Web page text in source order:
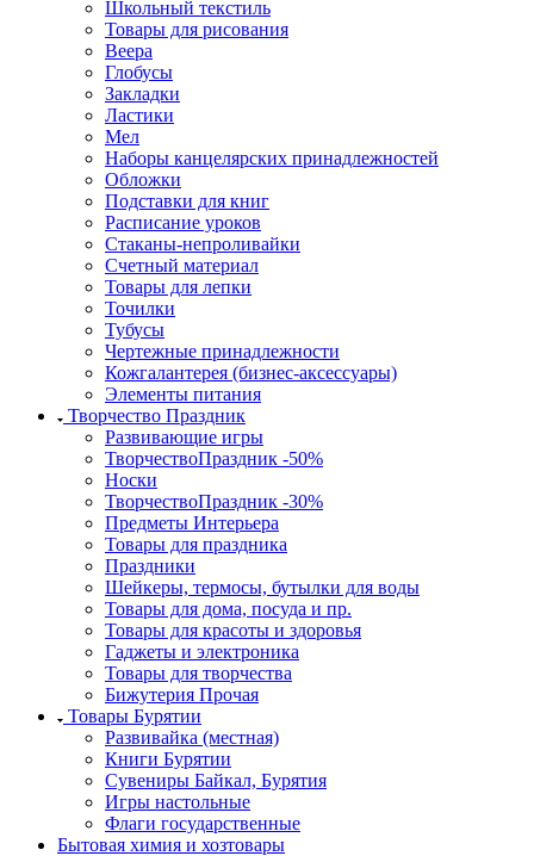
Школьный текстиль
Товары для рисования
Веера
Глобусы
Закладки
Ластики
Мел
Наборы канцелярских принадлежностей
Обложки
Подставки для книг
Расписание уроков
Стаканы-непроливайки
Счетный материал
Товары для лепки
Точилки
Тубусы
Чертежные принадлежности
Кожгалантерея (бизнес-аксессуары)
Элементы питания
Творчество Праздник
Развивающие игры
ТворчествоПраздник -50%
Носки
ТворчествоПраздник -30%
Предметы Интерьера
Товары для праздника
Праздники
Шейкеры, термосы, бутылки для воды
Товары для дома, посуда и пр.
Товары для красоты и здоровья
Гаджеты и электроника
Товары для творчества
Бижутерия Прочая
Товары Бурятии
Развивайка (местная)
Книги Бурятии
Сувениры Байкал, Бурятия
Игры настольные
Флаги государственные
Бытовая химия и хозтовары